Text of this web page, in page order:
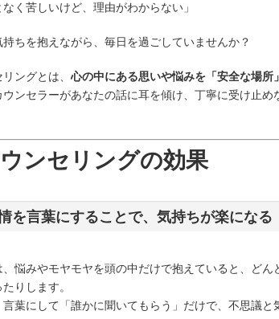
なく苦しいけど、理由がわからない」
持ちを抱えながら、毎日を過ごしていませんか？
ングとは、 心の中にある思いや悩みを「安全な場所
ウンセラーがあなたの話に耳を傾け、丁寧に受け止
ンセリングの効果
を言葉にすることで、気持ちが楽になる
、悩みやモヤモヤを頭の中だけで抱えていると、ど
りします。
言葉にして「誰かに聞いてもらう」だけで、不思議と